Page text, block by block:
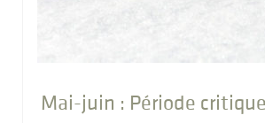
Mai-juin : Période